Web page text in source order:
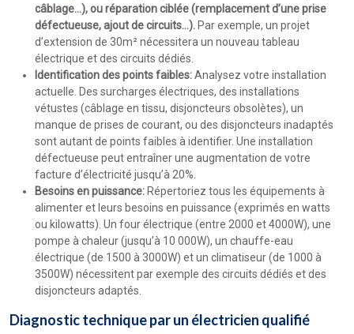
câblage…), ou réparation ciblée (remplacement d’une prise
défectueuse, ajout de circuits…). Par exemple, un projet
d’extension de 30m² nécessitera un nouveau tableau
électrique et des circuits dédiés.
Identification des points faibles:Analysez votre installation
actuelle. Des surcharges électriques, des installations
vétustes (câblage en tissu, disjoncteurs obsolètes), un
manque de prises de courant, ou des disjoncteurs inadaptés
sont autant de points faibles à identifier. Une installation
défectueuse peut entraîner une augmentation de votre
facture d’électricité jusqu’à 20%.
Besoins en puissance: Répertoriez tous les équipements à
alimenter et leurs besoins en puissance (exprimés en watts
ou kilowatts). Un four électrique (entre 2000 et 4000W), une
pompe à chaleur (jusqu’à 10 000W), un chauffe-eau
électrique (de 1500 à 3000W) et un climatiseur (de 1000 à
3500W) nécessitent par exemple des circuits dédiés et des
disjoncteurs adaptés.
Diagnostic technique par un électricien qualifié